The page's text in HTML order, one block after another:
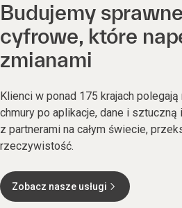
Budujemy
cyfrowe, które
zmianami
Klienci w ponad 175 krajach polegają
chmury po aplikacje, dane i sztuczną
z partnerami na całym świecie,
rzeczywistość.
Zobacz nasze usługi